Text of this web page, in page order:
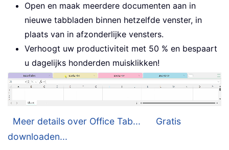
Open en maak meerdere documenten aan in
nieuwe tabbladen binnen hetzelfde venster, in
plaats van in afzonderlijke vensters.
Verhoogt uw productiviteit met 50 % en bespaart
u dagelijks honderden muisklikken!
Meer details over Office Tab...
Gratis
downloaden...